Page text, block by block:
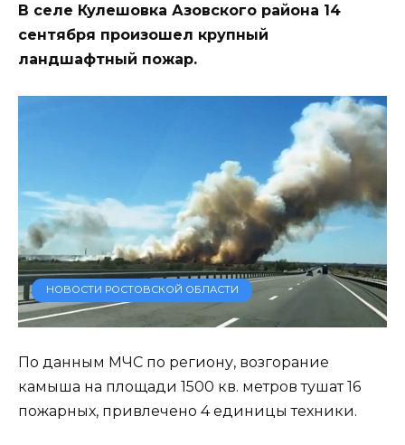
В селе Кулешовка Азовского района 14
сентября произошел крупный
ландшафтный пожар.
НОВОСТИ РОСТОВСКОЙ ОБЛАСТИ
По данным МЧС по региону, возгорание
камыша на площади 1500 кв. метров тушат 16
пожарных, привлечено 4 единицы техники.